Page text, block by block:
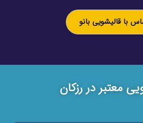
با قالیشویی بانو
معتبر در رزکان